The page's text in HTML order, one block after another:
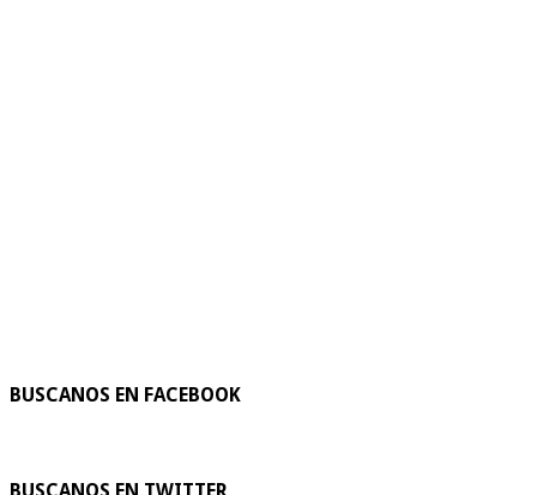
BUSCANOS EN FACEBOOK